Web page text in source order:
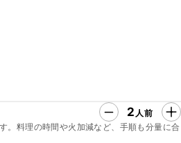
2 人前
。料理の時間や火加減など、手順も分量に合